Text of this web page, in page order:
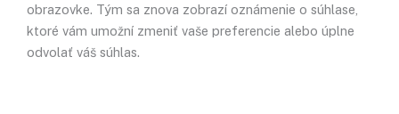
obrazovke. Tým sa znova zobrazí oznámenie o súhlase,
ktoré vám umožní zmeniť vaše preferencie alebo úplne
odvolať váš súhlas.